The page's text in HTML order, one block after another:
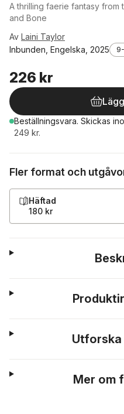
A thrilling faerie fantasy from
and Bone
Av Laini Taylor
Inbunden, Engelska, 2025
226 kr
Beställningsvara. Skickas
249 kr.
Fler format och
Häftad
180 kr
Mer om